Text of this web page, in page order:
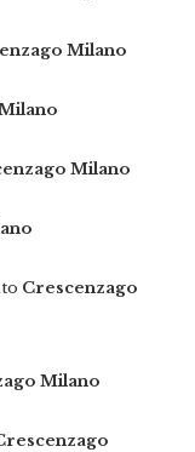
Milano
Milano
Crescenzago
Milano